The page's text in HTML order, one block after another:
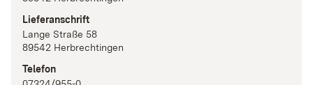
Lieferanschrift
Lange Straße 58
89542 Herbrechtingen
Telefon